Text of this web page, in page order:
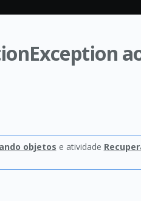
objetos e atividade